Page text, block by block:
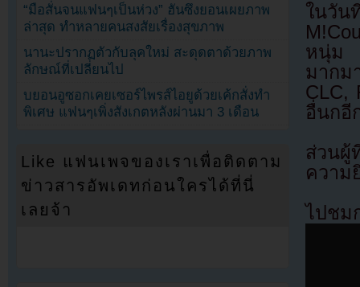
ในวั
หนุ่ม
มากม
CLC,
อื่นกอี
ส่วน
ความ
ไปชม
“มือสั่นจนแฟนๆเป็นห่วง” ฮันซึงยอนเผยภาพ
ล่าสุด ทำหลายคนสงสัยเรื่องสุขภาพ
นานะปรากฏตัวกับลุคใหม่ สะดุดตาด้วยภาพ
ลักษณ์ที่เปลี่ยนไป
บยอนอูซอกเคยเซอร์ไพรส์ไอยูด้วยเค้กสั่งทำ
พิเศษ แฟนๆเพิ่งสังเกตหลังผ่านมา 3 เดือน
Like แฟนเพจของเราเพื่อติดตาม
ข่าวสารอัพเดทก่อนใครได้ที่นี่
เลยจ้า